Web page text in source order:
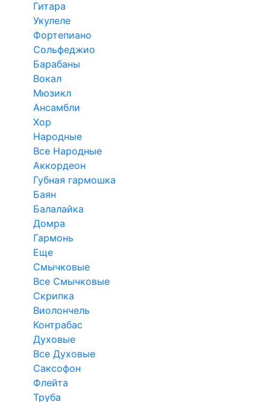
Гитара
Укулеле
Фортепиано
Сольфеджио
Барабаны
Вокал
Мюзикл
Ансамбли
Хор
Народные
Все Народные
Аккордеон
Губная гармошка
Баян
Балалайка
Домра
Гармонь
Еще
Смычковые
Все Смычковые
Скрипка
Виолончель
Контрабас
Духовые
Все Духовые
Саксофон
Флейта
Труба